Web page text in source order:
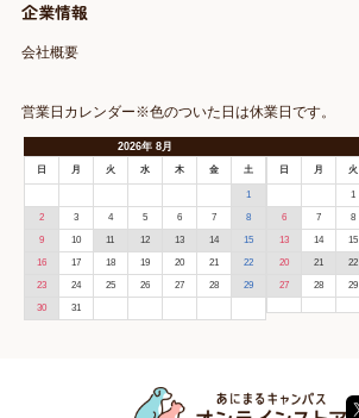
企業情報
会社概要
営業日カレンダー※色のついた日は休業日です。
2026年 8月
日 月 火 水 木 金 土
1
2 3 4 5 6 7 8
9 10 11 12 13 14 15
16 17 18 19 20 21 22
23 24 25 26 27 28 29
30 31
日 月 火
1
6 7 8
13 14 15
20 21 22
27 28 29